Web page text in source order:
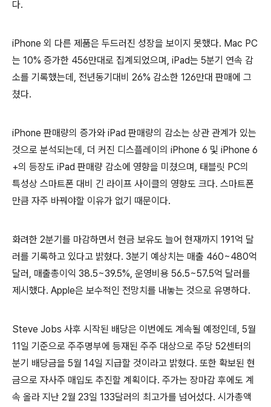
다.
iPhone 외 다른 제품은 두드러진 성장을 보이지 못했다. Mac PC
는 10% 증가한 456만대로 집계되었으며, iPad는 5분기 연속 감
소를 기록했는데, 전년동기대비 26% 감소한 126만대 판매에 그
쳤다.
iPhone 판매량의 증가와 iPad 판매량의 감소는 상관 관계가 있는
것으로 분석되는데, 더 커진 디스플레이의 iPhone 6 및 iPhone 6
+의 등장도 iPad 판매량 감소에 영향을 미쳤으며, 태블릿 PC의
특성상 스마트폰 대비 긴 라이프 사이클의 영향도 크다. 스마트폰
만큼 자주 바꿔야할 이유가 없기 때문이다.
화려한 2분기를 마감하면서 현금 보유도 늘어 현재까지 191억 달
러를 기록하고 있다고 밝혔다. 3분기 예상치는 매출 460~480억
달러, 매출총이익 38.5~39.5%, 운영비용 56.5~57.5억 달러를
제시했다. Apple은 보수적인 전망치를 내놓는 것으로 유명하다.
Steve Jobs 사후 시작된 배당은 이번에도 계속될 예정인데, 5월
11일 기준으로 주주명부에 등재된 주주 대상으로 주당 52센터의
분기 배당금을 5월 14일 지급할 것이라고 밝혔다. 또한 확보된 현
금으로 자사주 매입도 추진할 계획이다. 주가는 장마감 후에도 계
속 올라 지난 2월 23일 133달러의 최고가를 넘어섰다. 시가총액